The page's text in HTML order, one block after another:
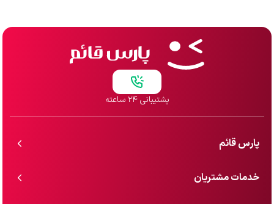
پشتیبانی ۲۴ ساعته
پارس قائم
خدمات مشتریان